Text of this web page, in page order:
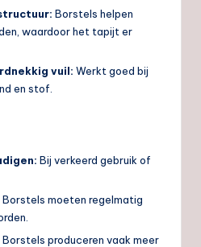
Borstels helpen
waardoor het tapijt er
vuil: Werkt goed bij
en stof.
Bij verkeerd gebruik of
Borstels moeten regelmatig
Borstels produceren vaak meer